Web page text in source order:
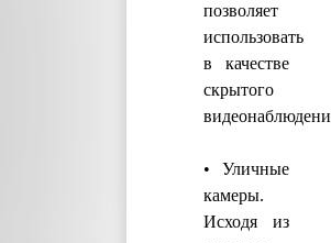
позволяет
использовать
в качестве
скрытого
• Уличные
камеры.
Исходя из